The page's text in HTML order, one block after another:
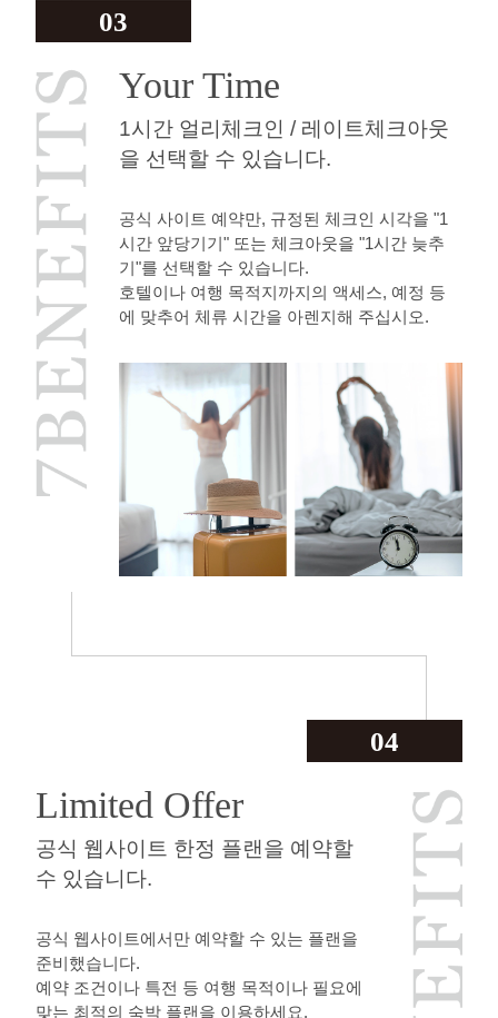
03
Your Time
1시간 얼리체크인 / 레이트체크아웃
을 선택할 수 있습니다.
공식 사이트 예약만, 규정된 체크인 시각을 "1
시간 앞당기기" 또는 체크아웃을 "1시간 늦추
기"를 선택할 수 있습니다.
호텔이나 여행 목적지까지의 액세스, 예정 등
에 맞추어 체류 시간을 아렌지해 주십시오.
04
Limited Offer
공식 웹사이트 한정 플랜을 예약할
수 있습니다.
공식 웹사이트에서만 예약할 수 있는 플랜을
준비했습니다.
예약 조건이나 특전 등 여행 목적이나 필요에
맞는 최적의 숙박 플랜을 이용하세요.